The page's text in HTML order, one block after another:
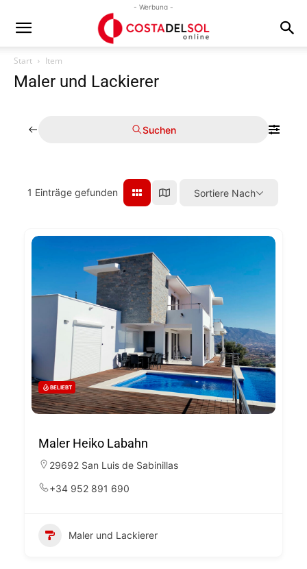
- Werbung -
Start Item
Maler und Lackierer
Suchen
1 Einträge gefunden Sortiere Nach
BELIEBT
Maler Heiko Labahn
29692 San Luis de Sabinillas
+34 952 891 690
Maler und Lackierer